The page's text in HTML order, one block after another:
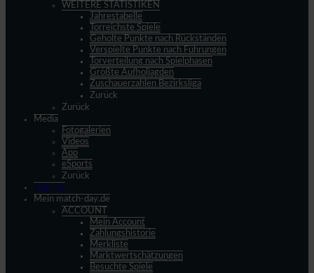
WEITERE STATISTIKEN
Jahrestabelle
Torreichste Spiele
Geholte Punkte nach Rückständen
Verspielte Punkte nach Führungen
Torverteilung nach Spielphasen
Größte Aufholjagden
Zuschauerzahlen Bezirksliga
Zurück
Zurück
Media
Fotogalerien
Videos
App
eSports
Zurück
Spieltag
Mein match-day.de
ACCOUNT
Mein Account
Zahlungshistorie
Merkliste
Marktwertschätzungen
Besuchte Spiele